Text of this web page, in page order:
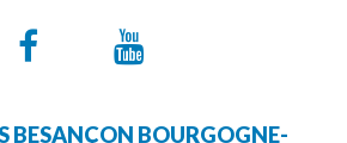
Lien
BESANÇON BOURGOGNE-